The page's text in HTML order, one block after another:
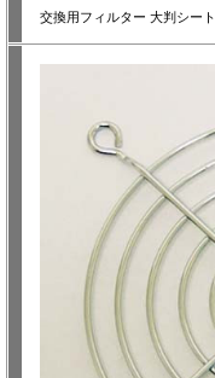
交換用フィルター 大判シート